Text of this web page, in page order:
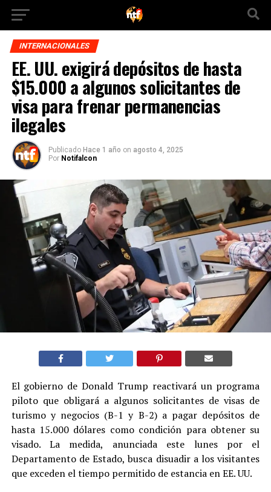
INTERNACIONALES
EE. UU. exigirá depósitos de hasta
$15.000 a algunos solicitantes de
visa para frenar permanencias
ilegales
Publicado Hace 1 año on agosto 4, 2025
Por Notifalcon
El gobierno de Donald Trump reactivará un programa
piloto que obligará a algunos solicitantes de visas de
turismo y negocios (B-1 y B-2) a pagar depósitos de
hasta 15.000 dólares como condición para obtener su
visado. La medida, anunciada este lunes por el
Departamento de Estado, busca disuadir a los visitantes
que exceden el tiempo permitido de estancia en EE. UU.